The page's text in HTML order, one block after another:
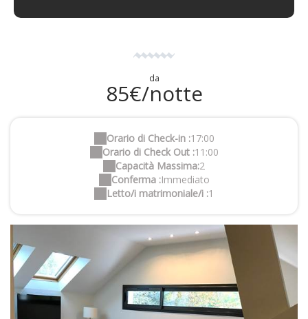
da
85€/notte
Orario di Check-in :17:00
Orario di Check Out :11:00
Capacità Massima:2
Conferma :Immediato
Letto/i matrimoniale/i :1